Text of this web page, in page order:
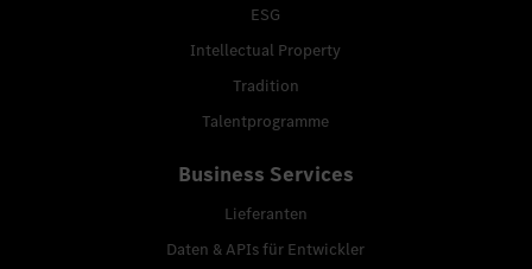
ESG
Intellectual Property
Tradition
Talentprogramme
Business Services
Lieferanten
Daten & APIs für Entwickler